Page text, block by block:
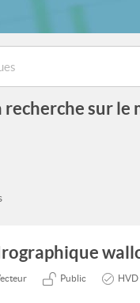
recherche sur
Public HVD